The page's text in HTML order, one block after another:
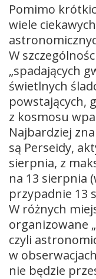
Pomimo
wiele
W
„spadających
świetlnych
powstających,
z kosmosu
Najbardziej
są Perseidy,
sierpnia, z
na 13 sierpnia
przypadnie 13
W różnych
organizowane
czyli
w
nie będzie